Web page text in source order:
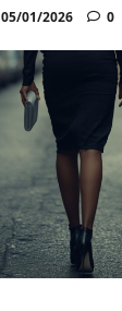
05/01/2026 0